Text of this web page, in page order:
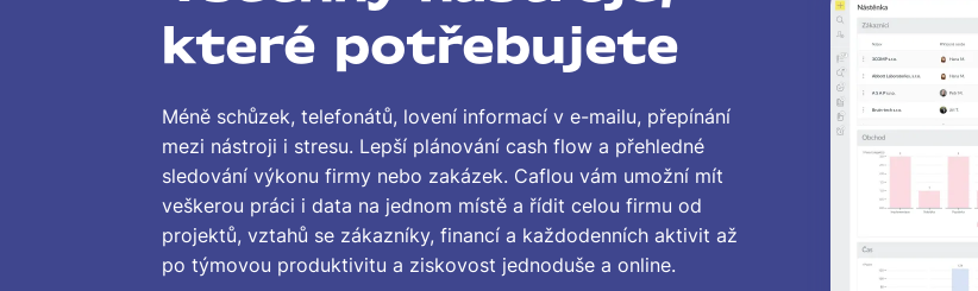
které potřebujete
Méně schůzek, telefonátů, lovení informací v e-mailu, přepínání
mezi nástroji i stresu. Lepší plánování cash flow a přehledné
sledování výkonu firmy nebo zakázek. Caflou vám umožní mít
veškerou práci i data na jednom místě a řídit celou firmu od
projektů, vztahů se zákazníky, financí a každodenních aktivit až
po týmovou produktivitu a ziskovost jednoduše a online.